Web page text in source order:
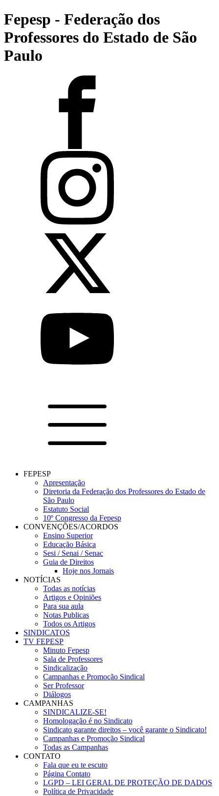
Fepesp - Federação dos
Professores do Estado de São
Paulo
FEPESP
Apresentação
Diretoria da Federação dos Professores do Estado de
São Paulo
Estatuto Social
10º Congresso da Fepesp
CONVENÇÕES/ACORDOS
Ensino Superior
Educação Básica
Sesi / Senai / Senac
Guia de Direitos
Hoje nos Jornais
NOTÍCIAS
Todas as notícias
Artigos e Opiniões
Para sua aula
Notas Publicas
Todos os Artigos
SINDICATOS
TV FEPESP
Minuto Fepesp
Sala de Professores
Sindicalização
Campanhas e Promoção Sindical
Ser Professor
Diálogos
CAMPANHAS
SINDICALIZE-SE!
Homologação é no Sindicato
Sindicato garante direitos – você garante o Sindicato!
Campanhas e Promoção Sindical
Todas as Campanhas
CONTATO
Fala que eu te escuto
Página Contato
LGPD – LEI GERAL DE PROTEÇÃO DE DADOS
Política de Privacidade